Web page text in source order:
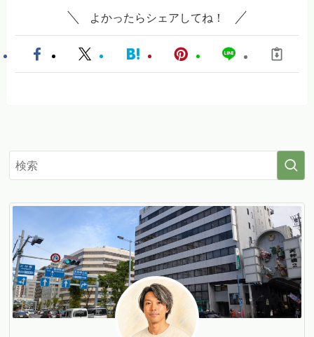
よかったらシェアしてね！